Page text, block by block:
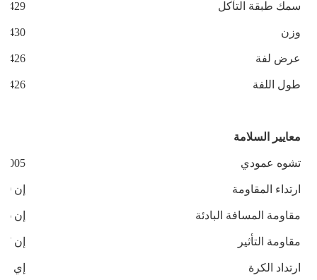
سمك طبقة التآكل
وزن
عرض لفة
طول اللفة
معايير السلامة
تشوه عمودي 2005
ارتداء المقاومة إن ISO5470-1-1999
مقاومة المسافة البادئة إن 1516-19999
مقاومة التأثير إن 1517-19999
ارتداد الكرة إي إن